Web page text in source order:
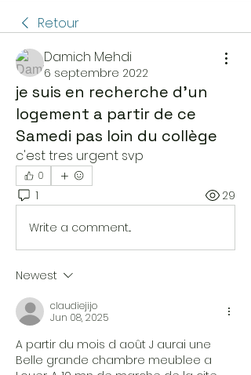
Retour
Damich Mehdi
6 septembre 2022
je suis en recherche d'un
logement a partir de ce
Samedi pas loin du collège
c'est tres urgent svp
0
1 29
Write a comment...
Newest
claudiejijo
Jun 08, 2025
A partir du mois d août J aurai une
Belle grande chambre meublee a